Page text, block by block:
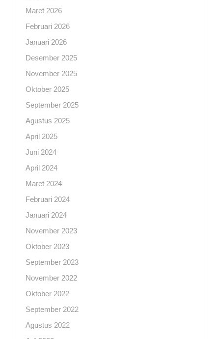
Maret 2026
Februari 2026
Januari 2026
Desember 2025
November 2025
Oktober 2025
September 2025
Agustus 2025
April 2025
Juni 2024
April 2024
Maret 2024
Februari 2024
Januari 2024
November 2023
Oktober 2023
September 2023
November 2022
Oktober 2022
September 2022
Agustus 2022